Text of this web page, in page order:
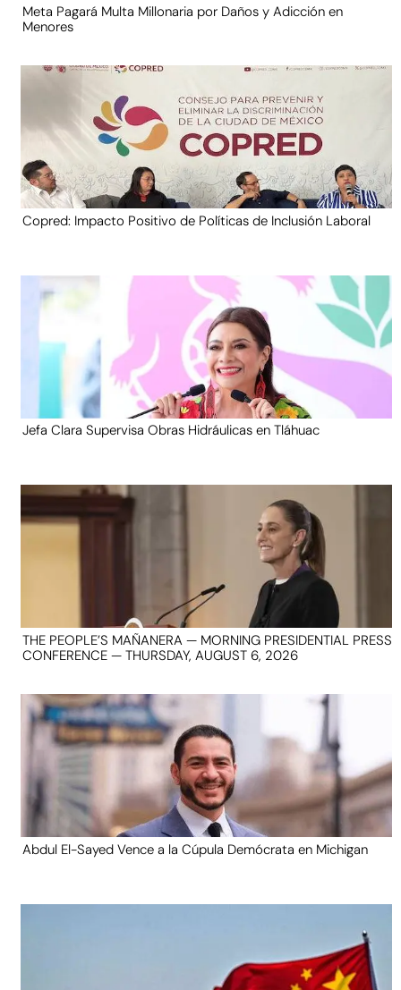
Meta Pagará Multa Millonaria por Daños y Adicción en
Menores
Copred: Impacto Positivo de Políticas de Inclusión Laboral
Jefa Clara Supervisa Obras Hidráulicas en Tláhuac
THE PEOPLE’S MAÑANERA — MORNING PRESIDENTIAL PRESS
CONFERENCE — THURSDAY, AUGUST 6, 2026
Abdul El-Sayed Vence a la Cúpula Demócrata en Michigan